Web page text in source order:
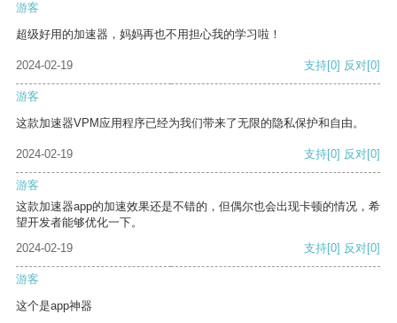
游客
超级好用的加速器，妈妈再也不用担心我的学习啦！
2024-02-19 支持[0] 反对[0]
游客
这款加速器VPM应用程序已经为我们带来了无限的隐私保护和自由。
2024-02-19 支持[0] 反对[0]
游客
这款加速器app的加速效果还是不错的，但偶尔也会出现卡顿的情况，希
望开发者能够优化一下。
2024-02-19
支持[0] 反对[0]
游客
这个是app神器